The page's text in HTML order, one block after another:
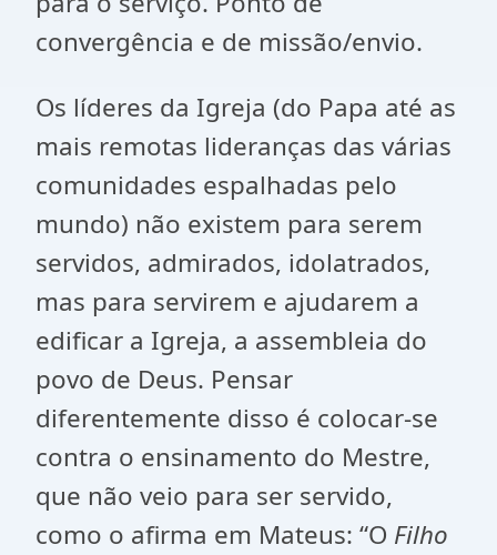
convergência e de missão/envio.
Os líderes da Igreja (do Papa até as
mais remotas lideranças das várias
comunidades espalhadas pelo
mundo) não existem para serem
servidos, admirados, idolatrados,
mas para servirem e ajudarem a
edificar a Igreja, a assembleia do
povo de Deus. Pensar
diferentemente disso é colocar-se
contra o ensinamento do Mestre,
que não veio para ser servido,
como o afirma em Mateus: “O Filho